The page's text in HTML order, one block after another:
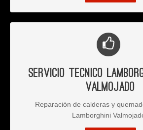
Servicio Tecnico
Valmojado
Reparación de calderas y
Lamborghini